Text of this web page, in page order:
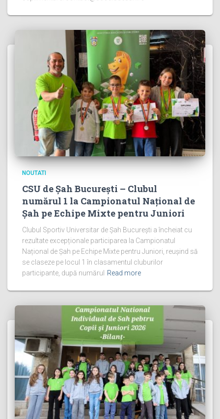
NOUTATI
CSU de Șah București – Clubul
numărul 1 la Campionatul Național de
Șah pe Echipe Mixte pentru Juniori
Clubul Sportiv Universitar de Șah București a încheiat cu
rezultate excepționale participarea la Campionatul
Național de Șah pe Echipe Mixte pentru Juniori, reușind să
se claseze pe locul 1 în clasamentul cluburilor
participante, după numărul
Read more